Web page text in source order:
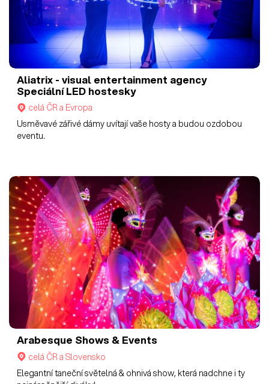
Aliatrix - visual entertainment agency
Speciální LED hostesky
celá ČR a Evropa
Usměvavé zářivé dámy uvítají vaše hosty a budou ozdobou
eventu.
Arabesque Shows & Events
celá ČR a Slovensko
Elegantní taneční světelná & ohnivá show, která nadchne i ty